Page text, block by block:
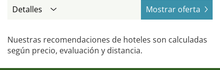
Detalles Mostrar oferta
Nuestras recomendaciones de hoteles son calculadas
según precio, evaluación y distancia.